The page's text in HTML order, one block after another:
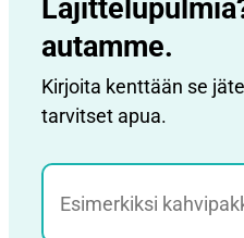
autamme.
Kirjoita kenttään se
tarvitset apua.
Jätehaku